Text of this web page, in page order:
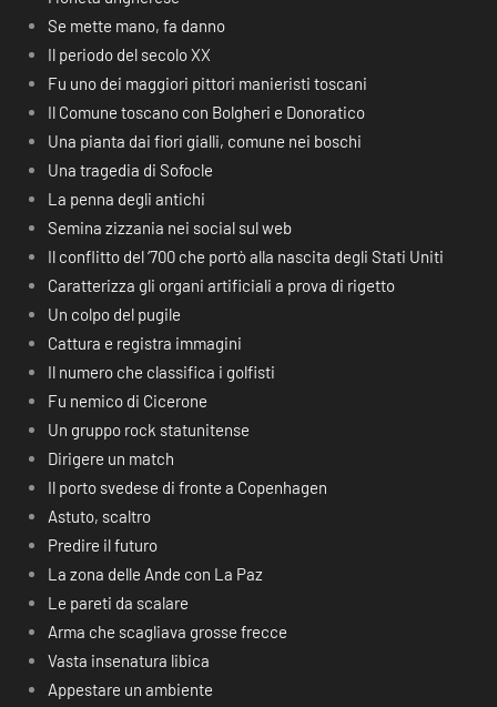
Se mette mano, fa danno
Il periodo del secolo XX
Fu uno dei maggiori pittori manieristi toscani
Il Comune toscano con Bolgheri e Donoratico
Una pianta dai fiori gialli, comune nei boschi
Una tragedia di Sofocle
La penna degli antichi
Semina zizzania nei social sul web
Il conflitto del ‘700 che portò alla nascita degli Stati Uniti
Caratterizza gli organi artificiali a prova di rigetto
Un colpo del pugile
Cattura e registra immagini
Il numero che classifica i golfisti
Fu nemico di Cicerone
Un gruppo rock statunitense
Dirigere un match
Il porto svedese di fronte a Copenhagen
Astuto, scaltro
Predire il futuro
La zona delle Ande con La Paz
Le pareti da scalare
Arma che scagliava grosse frecce
Vasta insenatura libica
Appestare un ambiente